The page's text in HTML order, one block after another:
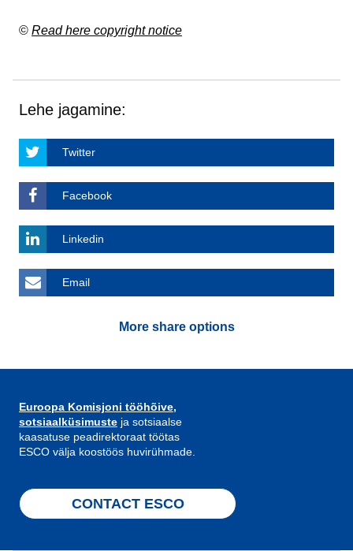
© Read here copyright notice
Lehe jagamine:
Twitter
Facebook
Linkedin
Email
More share options
Euroopa Komisjoni tööhõive,
sotsiaalküsimuste ja sotsiaalse
kaasatuse peadirektoraat töötas
ESCO välja koostöös huvirühmade.
CONTACT ESCO